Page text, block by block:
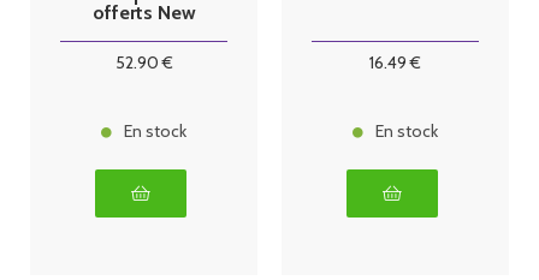
offerts New
52.90€
En stock
16.49 €
En stock